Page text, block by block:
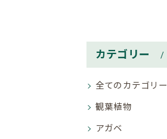
カテゴリー
全てのカテゴリー
観葉植物
アガベ